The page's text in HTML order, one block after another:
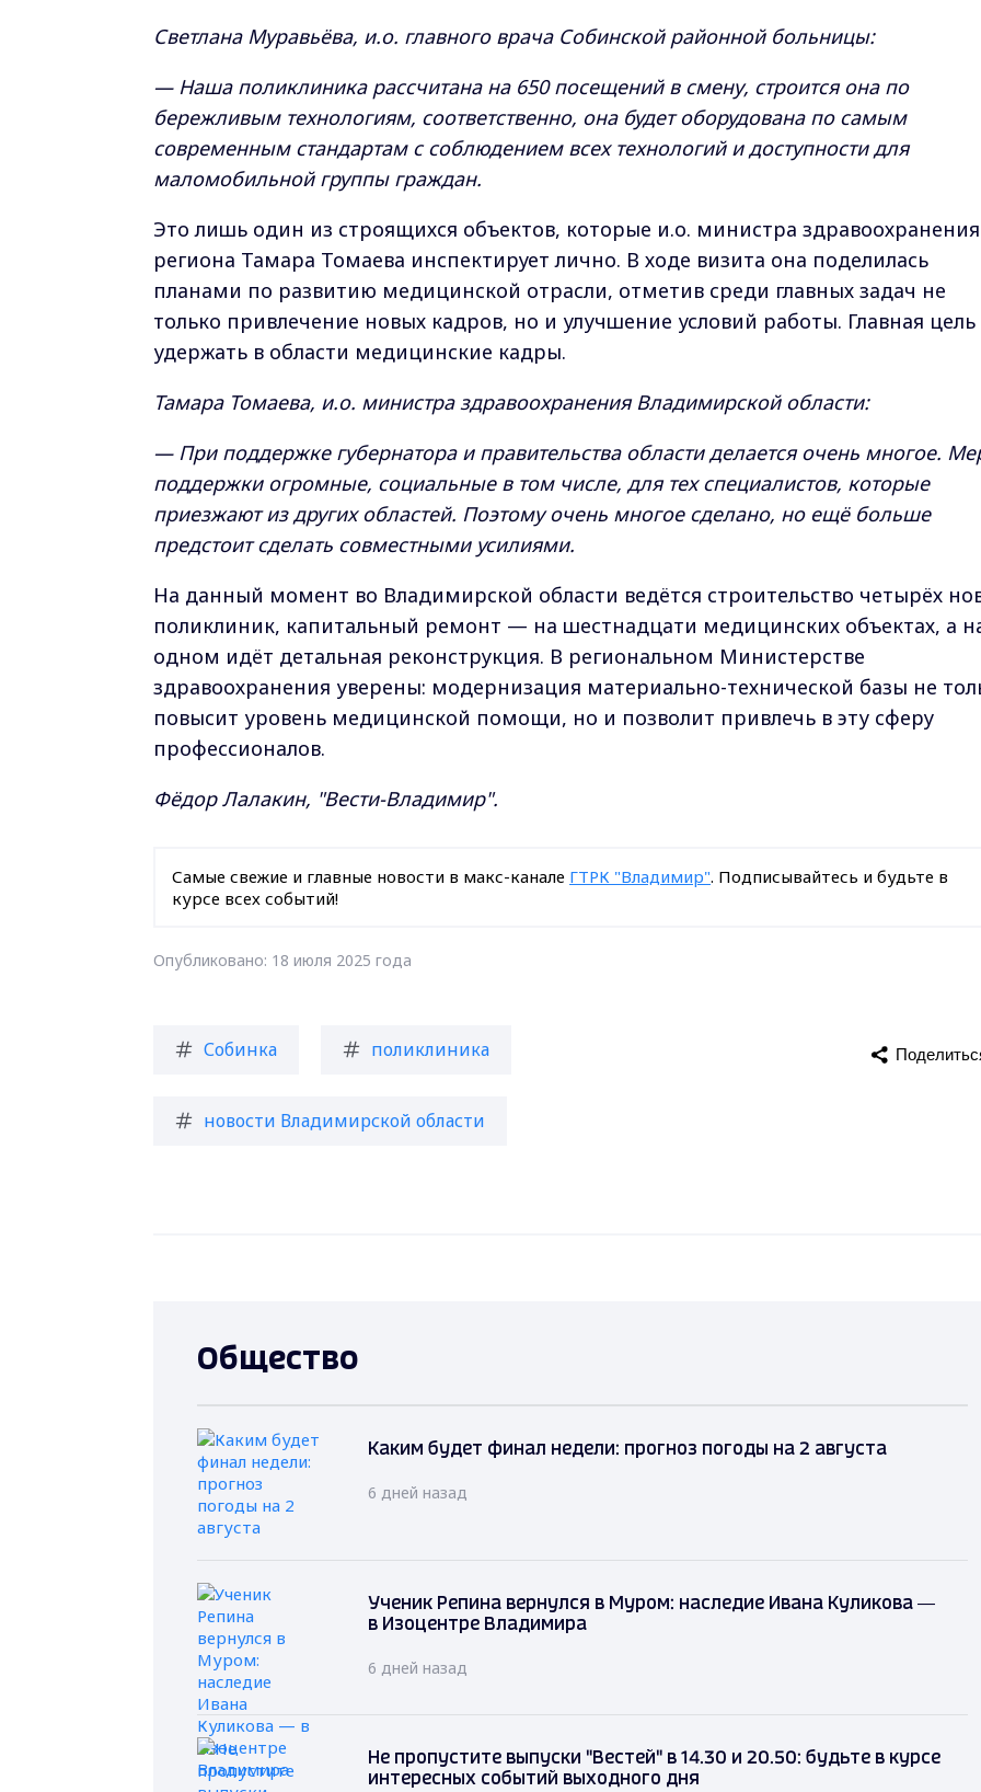
Светлана Муравьёва, и.о. главного врача Собинской районной больницы:
— Наша поликлиника рассчитана на 650 посещений в смену, строится она по
бережливым технологиям, соответственно, она будет оборудована по самым
современным стандартам с соблюдением всех технологий и доступности для
маломобильной группы граждан.
Это лишь один из строящихся объектов, которые и.о. министра здравоохранения
региона Тамара Томаева инспектирует лично. В ходе визита она поделилась
планами по развитию медицинской отрасли, отметив среди главных задач не
только привлечение новых кадров, но и улучшение условий работы. Главная
удержать в области медицинские кадры.
Тамара Томаева, и.о. министра здравоохранения Владимирской области:
— При поддержке губернатора и правительства области делается очень многое.
поддержки огромные, социальные в том числе, для тех специалистов, которые
приезжают из других областей. Поэтому очень многое сделано, но ещё больше
предстоит сделать совместными усилиями.
На данный момент во Владимирской области ведётся строительство четырёх
поликлиник, капитальный ремонт — на шестнадцати медицинских объектах, а
одном идёт детальная реконструкция. В региональном Министерстве
здравоохранения уверены: модернизация материально-технической базы не
повысит уровень медицинской помощи, но и позволит привлечь в эту сферу
профессионалов.
Фёдор Лалакин, "Вести-Владимир".
Самые свежие и главные новости в макс-канале ГТРК "Владимир". Подписывайтесь и будьте в
курсе всех событий!
Опубликовано: 18 июля 2025 года
Собинка поликлиника
новости Владимирской области
Общество
Каким будет финал недели: прогноз погоды на 2 августа
6 дней назад
Ученик Репина вернулся в Муром: наследие Ивана Куликова —
в Изоцентре Владимира
6 дней назад
Не пропустите выпуски "Вестей" в 14.30 и 20.50: будьте в курсе
интересных событий выходного дня